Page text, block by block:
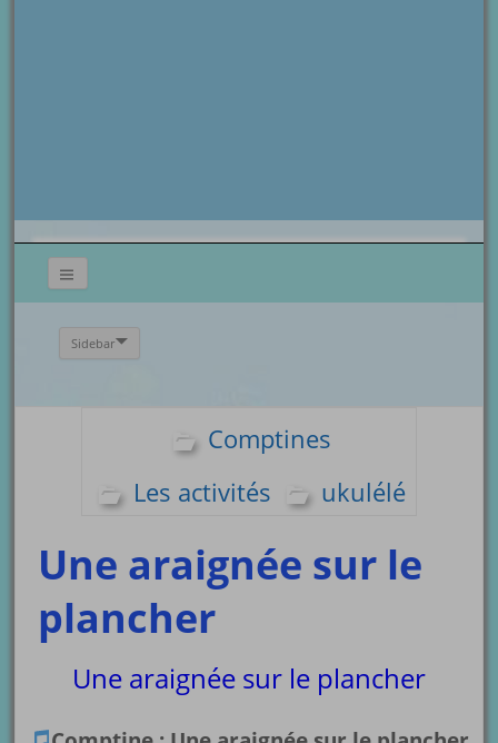
Sidebar
Comptines
Les activités
ukulélé
Une araignée sur le
plancher
Une araignée sur le plancher